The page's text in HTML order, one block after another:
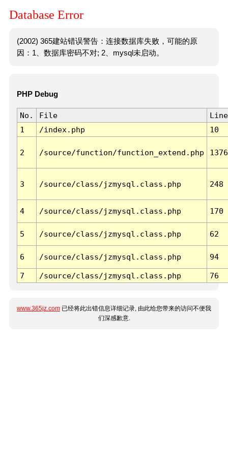
Database Error
(2002) 365建站错误警告：连接数据库失败，可能的原
因：1、数据库密码不对; 2、mysql未启动。
PHP Debug
No. File
Line
1
/index.php 10
2 /source/function/function_extend.php 1376
3 /source/class/jzmysql.class.php 248
4 /source/class/jzmysql.class.php 170
5 /source/class/jzmysql.class.php 62
6 /source/class/jzmysql.class.php 94
7 /source/class/jzmysql.class.php 76
www.365jz.com 已经将此出错信息详细记录, 由此给您带来的访问不便我
们深感歉意.